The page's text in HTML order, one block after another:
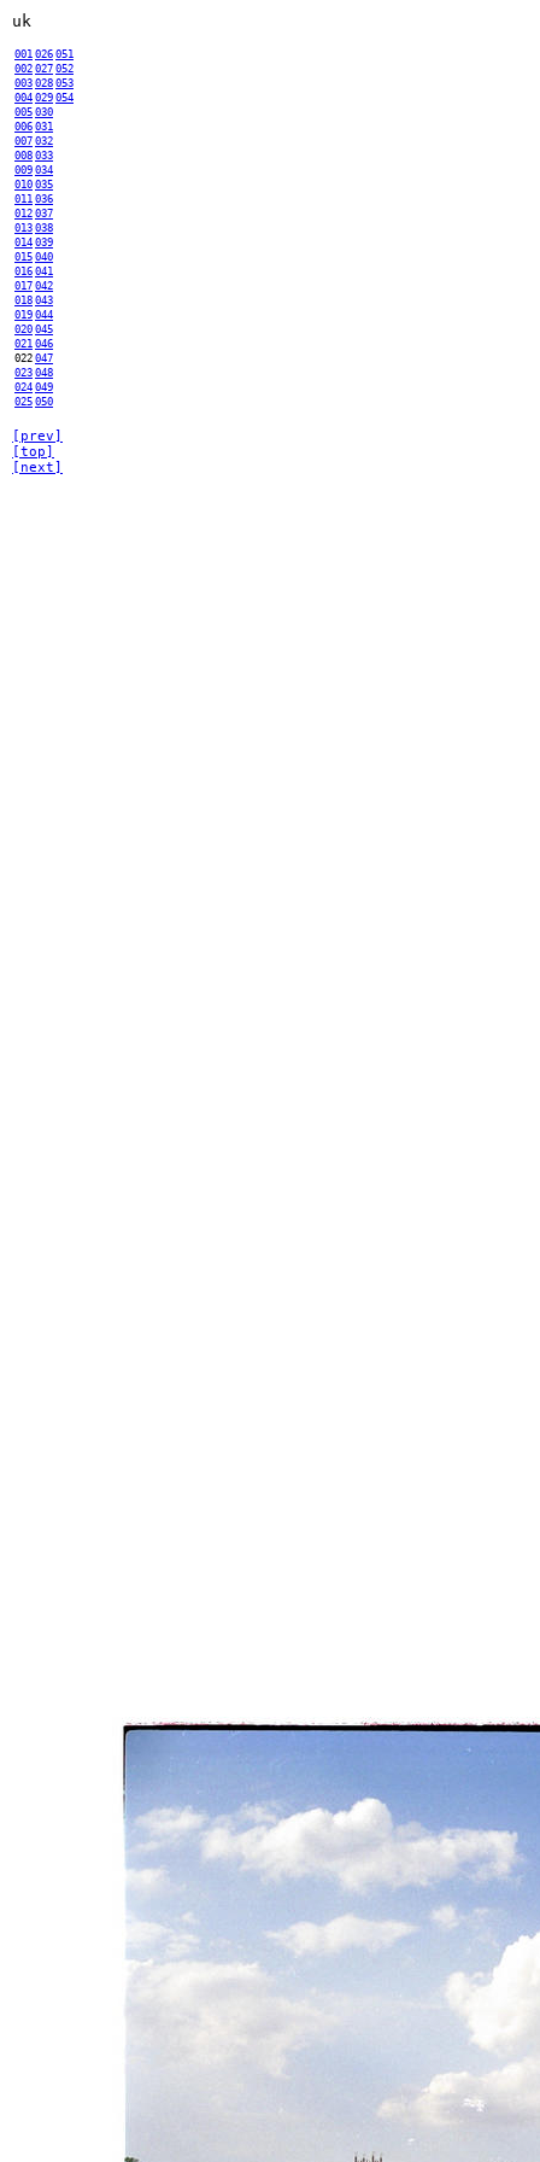
uk
001 026 051
002 027 052
003 028 053
004 029 054
005 030
006 031
007 032
008 033
009 034
010 035
011 036
012 037
013 038
014 039
015 040
016 041
017 042
018 043
019 044
020 045
021 046
022 047
023 048
024 049
025 050
[prev]
[top]
[next]